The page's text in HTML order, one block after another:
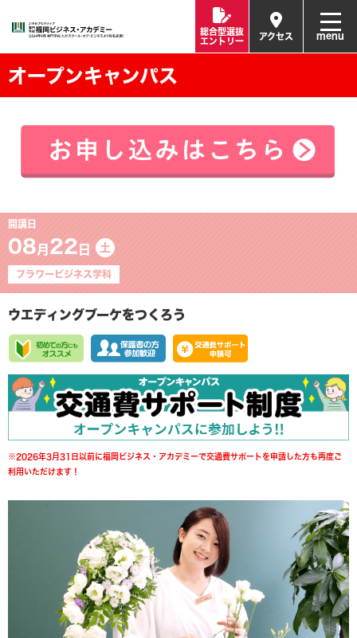
総合型選抜
エントリー
アクセス menu
オープンキャンパス
開講日
08月22日 土
フラワービジネス学科
ウエディングブーケをつくろう
※2026年3月31日以前に福岡ビジネス・アカデミーで交通費サポートを申請した方も再度ご
利用いただけます！